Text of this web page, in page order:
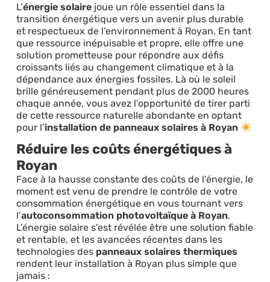
L’énergie solairejoue un rôle essentiel dans la
transition énergétique vers un avenir plus durable
et respectueux de l’environnement à Royan. En tant
que ressource inépuisable et propre, elle offre une
solution prometteuse pour répondre aux défis
croissants liés au changement climatique et à la
dépendance aux énergies fossiles. Là où le soleil
brille généreusement pendant plus de 2000 heures
chaque année, vous avez l’opportunité de tirer parti
de cette ressource naturelle abondante en optant
pour l’installation de panneaux solaires à Royan
Réduire les coûts énergétiques à
Royan
Face à la hausse constante des coûts de l’énergie, le
moment est venu de prendre le contrôle de votre
consommation énergétique en vous tournant vers
l’autoconsommation photovoltaïque à Royan.
L’énergie solaire s’est révélée être une solution fiable
et rentable, et les avancées récentes dans les
technologies des panneaux solaires thermiques
rendent leur installation à Royan plus simple que
jamais :